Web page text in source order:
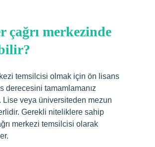
çağrı merkezinde
temsilcisi olmak için ön lisans
derecesini tamamlamanız
Lise veya üniversiteden mezun
Gerekli niteliklere sahip
merkezi temsilcisi olarak